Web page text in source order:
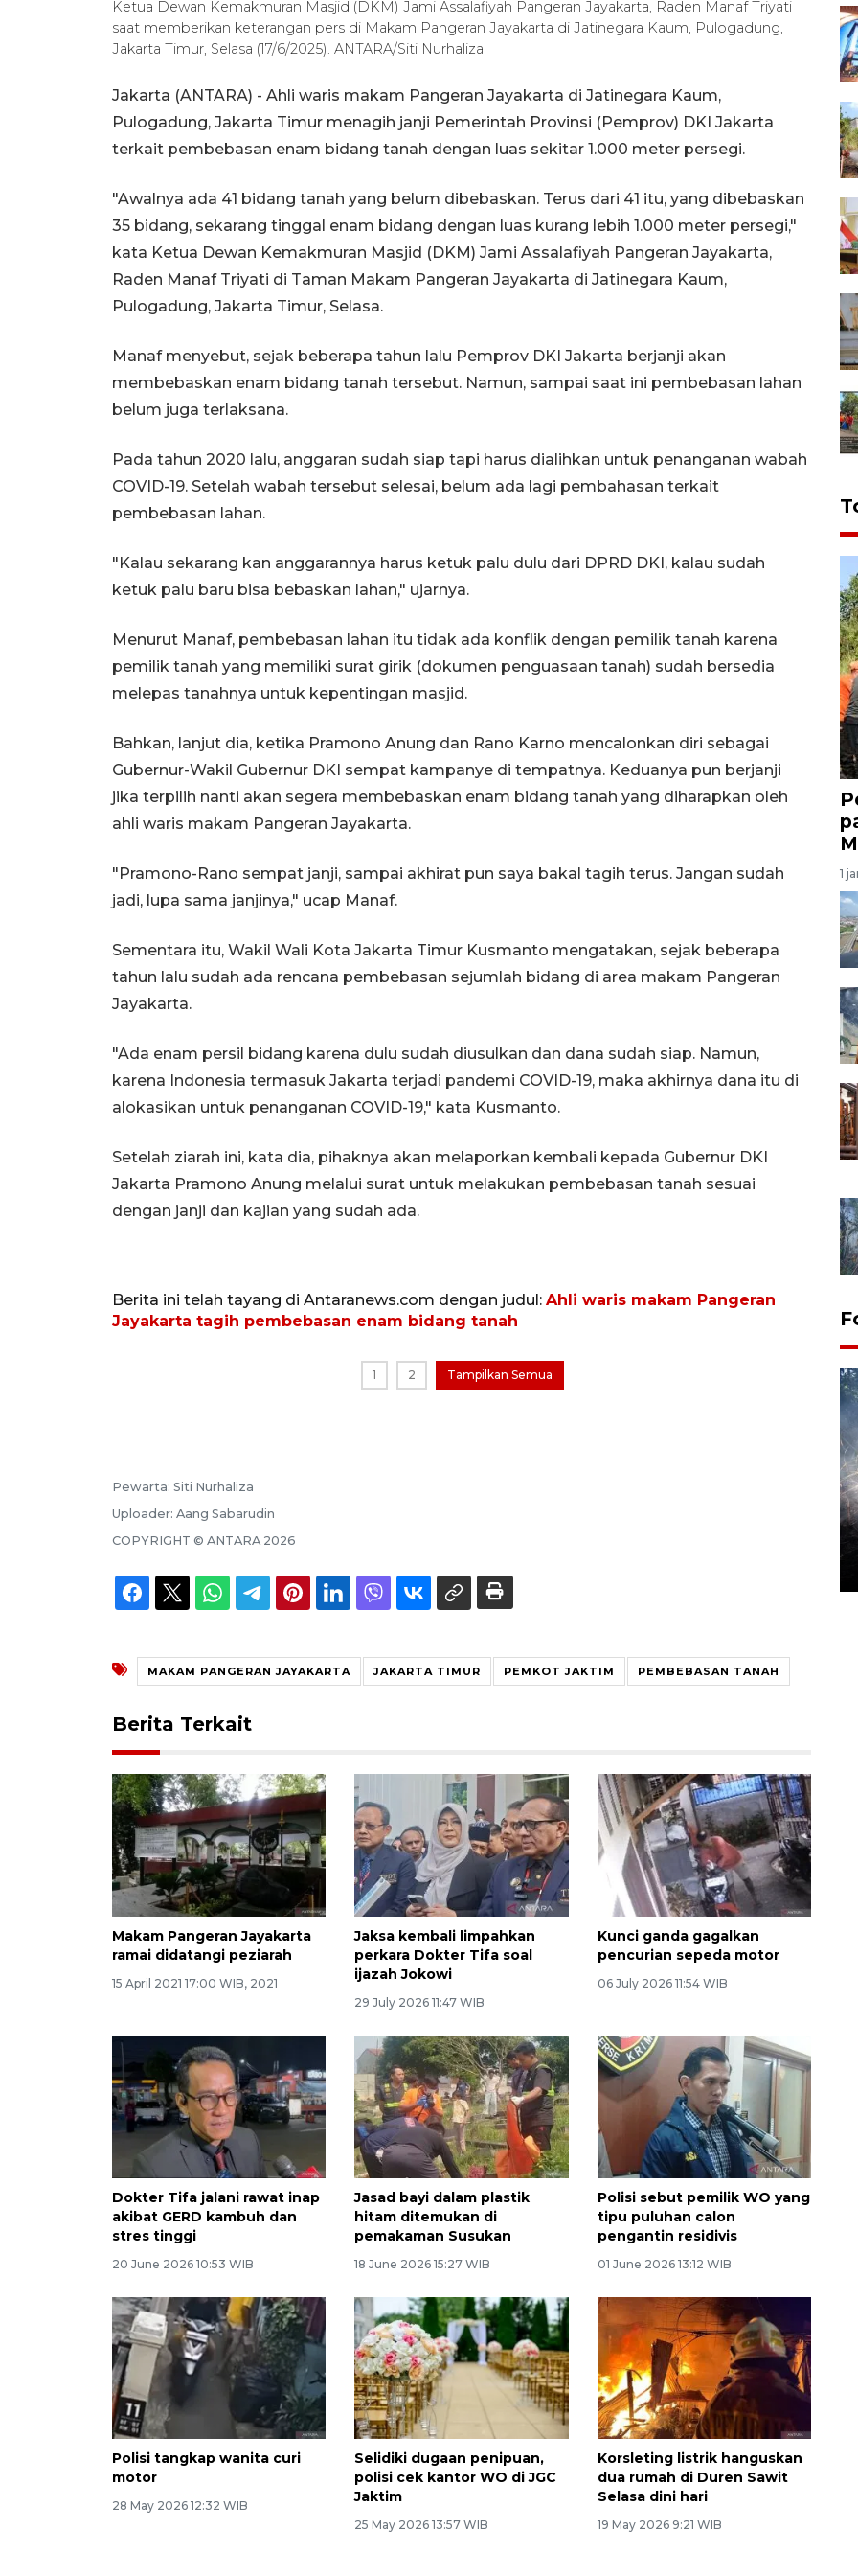
Ketua Dewan Kemakmuran Masjid (DKM) Jami Assalafiyah Pangeran Jayakarta, Raden Manaf Triyati
saat memberikan keterangan pers di Makam Pangeran Jayakarta di Jatinegara Kaum, Pulogadung,
Jakarta Timur, Selasa (17/6/2025). ANTARA/Siti Nurhaliza
Jakarta (ANTARA) - Ahli waris makam Pangeran Jayakarta di Jatinegara Kaum,
Pulogadung, Jakarta Timur menagih janji Pemerintah Provinsi (Pemprov) DKI Jakarta
terkait pembebasan enam bidang tanah dengan luas sekitar 1.000 meter persegi.
"Awalnya ada 41 bidang tanah yang belum dibebaskan. Terus dari 41 itu, yang dibebaskan
35 bidang, sekarang tinggal enam bidang dengan luas kurang lebih 1.000 meter persegi,"
kata Ketua Dewan Kemakmuran Masjid (DKM) Jami Assalafiyah Pangeran Jayakarta,
Raden Manaf Triyati di Taman Makam Pangeran Jayakarta di Jatinegara Kaum,
Pulogadung, Jakarta Timur, Selasa.
Manaf menyebut, sejak beberapa tahun lalu Pemprov DKI Jakarta berjanji akan
membebaskan enam bidang tanah tersebut. Namun, sampai saat ini pembebasan lahan
belum juga terlaksana.
Pada tahun 2020 lalu, anggaran sudah siap tapi harus dialihkan untuk penanganan wabah
COVID-19. Setelah wabah tersebut selesai, belum ada lagi pembahasan terkait
pembebasan lahan.
"Kalau sekarang kan anggarannya harus ketuk palu dulu dari DPRD DKI, kalau sudah
ketuk palu baru bisa bebaskan lahan," ujarnya.
Menurut Manaf, pembebasan lahan itu tidak ada konflik dengan pemilik tanah karena
pemilik tanah yang memiliki surat girik (dokumen penguasaan tanah) sudah bersedia
melepas tanahnya untuk kepentingan masjid.
Bahkan, lanjut dia, ketika Pramono Anung dan Rano Karno mencalonkan diri sebagai
Gubernur-Wakil Gubernur DKI sempat kampanye di tempatnya. Keduanya pun berjanji
jika terpilih nanti akan segera membebaskan enam bidang tanah yang diharapkan oleh
ahli waris makam Pangeran Jayakarta.
"Pramono-Rano sempat janji, sampai akhirat pun saya bakal tagih terus. Jangan sudah
jadi, lupa sama janjinya," ucap Manaf.
Sementara itu, Wakil Wali Kota Jakarta Timur Kusmanto mengatakan, sejak beberapa
tahun lalu sudah ada rencana pembebasan sejumlah bidang di area makam Pangeran
Jayakarta.
"Ada enam persil bidang karena dulu sudah diusulkan dan dana sudah siap. Namun,
karena Indonesia termasuk Jakarta terjadi pandemi COVID-19, maka akhirnya dana itu di
alokasikan untuk penanganan COVID-19," kata Kusmanto.
Setelah ziarah ini, kata dia, pihaknya akan melaporkan kembali kepada Gubernur DKI
Jakarta Pramono Anung melalui surat untuk melakukan pembebasan tanah sesuai
dengan janji dan kajian yang sudah ada.
Berita ini telah tayang di Antaranews.com dengan judul: Ahli waris makam Pangeran
Jayakarta tagih pembebasan enam bidang tanah
1 2 Tampilkan Semua
Pewarta: Siti Nurhaliza
Uploader: Aang Sabarudin
COPYRIGHT © ANTARA 2026
MAKAM PANGERAN JAYAKARTA JAKARTA TIMUR PEMKOT JAKTIM PEMBEBASAN TANAH
Berita Terkait
Makam Pangeran Jayakarta
ramai didatangi peziarah
15 April 2021 17:00 WIB, 2021
Jaksa kembali limpahkan
perkara Dokter Tifa soal
ijazah Jokowi
29 July 2026 11:47 WIB
Kunci ganda gagalkan
pencurian sepeda motor
06 July 2026 11:54 WIB
Dokter Tifa jalani rawat inap
akibat GERD kambuh dan
stres tinggi
20 June 2026 10:53 WIB
Jasad bayi dalam plastik
hitam ditemukan di
pemakaman Susukan
18 June 2026 15:27 WIB
Polisi sebut pemilik WO yang
tipu puluhan calon
pengantin residivis
01 June 2026 13:12 WIB
Polisi tangkap wanita curi
motor
28 May 2026 12:32 WIB
Selidiki dugaan penipuan,
polisi cek kantor WO di JGC
Jaktim
25 May 2026 13:57 WIB
Korsleting listrik hanguskan
dua rumah di Duren Sawit
Selasa dini hari
19 May 2026 9:21 WIB
1